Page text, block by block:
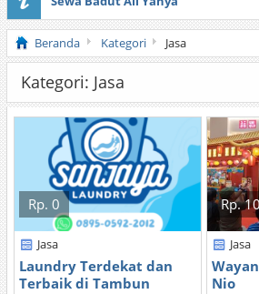
Honda Brio 1.3 E AT CBU 2012 Putih
Beranda Kategori Jasa
Kategori: Jasa
Rp. 0
Jasa
Laundry Terdekat dan
Terbaik di Tambun
Rp.
Jasa
Nio